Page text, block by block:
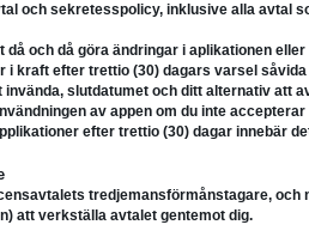
och sekretesspolicy, inklusive alla avtal
och då göra ändringar i aplikationen
i kraft efter trettio (30) dagars varsel
slutdatumet och ditt alternativ att
av appen om du inte accepterar
efter trettio (30) dagar innebär
tredjemansförmånstagare,
att verkställa avtalet gentemot dig.